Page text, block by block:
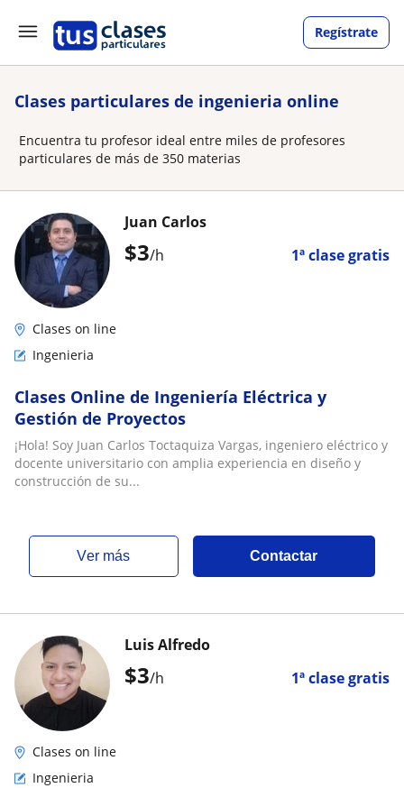
Regístrate
Clases particulares de ingenieria online
Encuentra tu profesor ideal entre miles de profesores
particulares de más de 350 materias
$3/h 1ª clase gratis
Juan Carlos
Clases on line
Ingenieria
Clases Online de Ingeniería Eléctrica y
Gestión de Proyectos
¡Hola! Soy Juan Carlos Toctaquiza Vargas, ingeniero eléctrico y
docente universitario con amplia experiencia en diseño y
construcción de su...
ver más Contactar
$3/h 1ª clase gratis
Luis Alfredo
Clases on line
Ingenieria